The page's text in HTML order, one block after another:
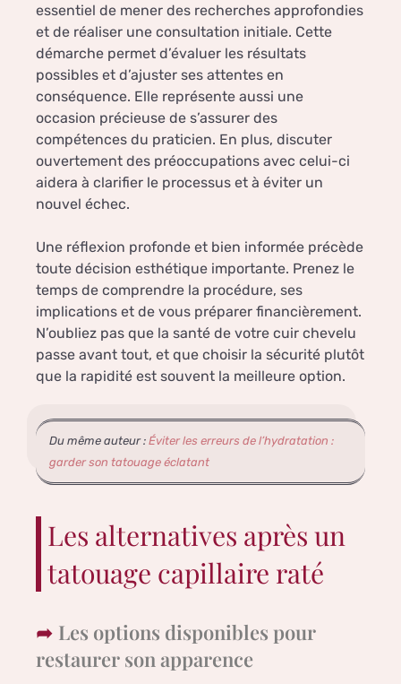
essentiel de mener des recherches approfondies
et de réaliser une consultation initiale. Cette
démarche permet d’évaluer les résultats
possibles et d’ajuster ses attentes en
conséquence. Elle représente aussi une
occasion précieuse de s’assurer des
compétences du praticien. En plus, discuter
ouvertement des préoccupations avec celui-ci
aidera à clarifier le processus et à éviter un
nouvel échec.
Une réflexion profonde et bien informée précède
toute décision esthétique importante. Prenez le
temps de comprendre la procédure, ses
implications et de vous préparer financièrement.
N’oubliez pas que la santé de votre cuir chevelu
passe avant tout, et que choisir la sécurité plutôt
que la rapidité est souvent la meilleure option.
Du même auteur : Éviter les erreurs de l’hydratation :
garder son tatouage éclatant
Les alternatives après un
tatouage capillaire raté
Les options disponibles pour
restaurer son apparence